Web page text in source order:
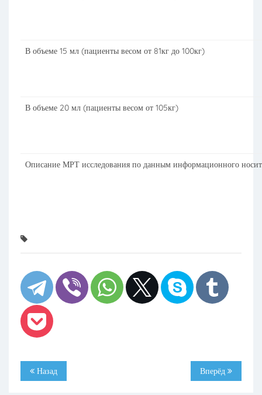
В объеме 15 мл (пациенты весом от 81кг до 100кг)
В объеме 20 мл (пациенты весом от 105кг)
Описание МРТ исследования по данным информационного
Назад Вперёд